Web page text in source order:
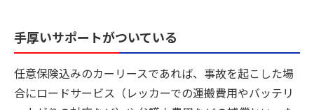
手厚いサポートがついている
任意保険込みのカーリースであれば、事故を起こした場
合にロードサービス（レッカーでの運搬費用やバッテリ